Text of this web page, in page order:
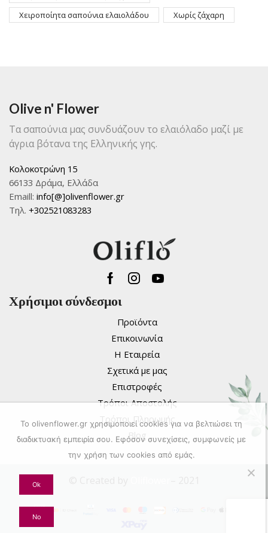
Χειροποίητα σαπούνια ελαιολάδου
Χωρίς ζάχαρη
Olive n' Flower
Τα σαπούνια μας συνδυάζουν το ελαιόλαδο μαζί με
άγρια βότανα της Ελληνικής γης.
Κολοκοτρώνη 15
66133 Δράμα, Ελλάδα
Emaill: info[@]olivenflower.gr
Τηλ. +302521083283
Facebook
Instagram
Youtube
Χρήσιμοι σύνδεσμοι
Προϊόντα
Επικοινωνία
Η Εταιρεία
Σχετικά με μας
Επιστροφές
Τρόποι Αποστολής
Τρόποι Πληρωμής
Blog
To olivenflower.gr χρησιμοποιεί cookies για να βελτιώσει τη
διαδικτυακή εμπειρία σου. Εφόσον συνεχίσεις, συμφωνείς με
την χρήση των cookies από εμάς.
Ok
No